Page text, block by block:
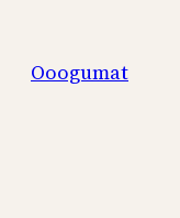
Ooogumat